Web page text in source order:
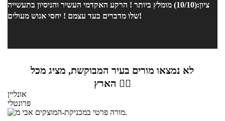
ציון:(10/10) מומלץ ביותר ! הרקע האקדמי העשיר והניסיון בתעשייה
שלו מדברים בעד עצמם ! יחסי אנוש מעולים!
לא נמצאו מורים בעיר המבוקשת, מציג מכל
הארץ 👇🏼
אונליין
פרונטלי